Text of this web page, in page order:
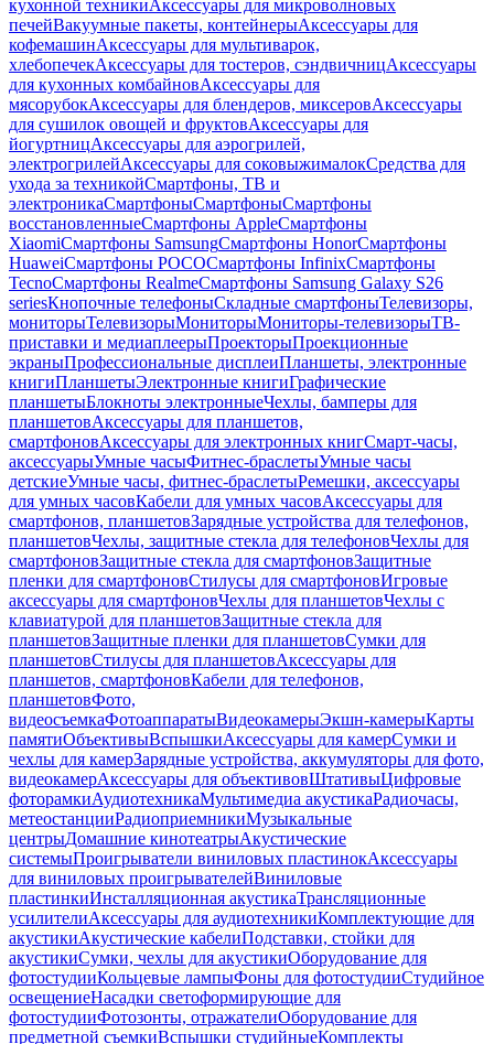
кухонной техникиАксессуары для микроволновых
печейВакуумные пакеты, контейнерыАксессуары для
кофемашинАксессуары для мультиварок,
хлебопечекАксессуары для тостеров, сэндвичницАксессуары
для кухонных комбайновАксессуары для
мясорубокАксессуары для блендеров, миксеровАксессуары
для сушилок овощей и фруктовАксессуары для
йогуртницАксессуары для аэрогрилей,
электрогрилейАксессуары для соковыжималокСредства для
ухода за техникойСмартфоны, ТВ и
электроникаСмартфоныСмартфоныСмартфоны
восстановленныеСмартфоны AppleСмартфоны
XiaomiСмартфоны SamsungСмартфоны HonorСмартфоны
HuaweiСмартфоны POCOСмартфоны InfinixСмартфоны
TecnoСмартфоны RealmeСмартфоны Samsung Galaxy S26
seriesКнопочные телефоныСкладные смартфоныТелевизоры,
мониторыТелевизорыМониторыМониторы-телевизорыТВ-
приставки и медиаплеерыПроекторыПроекционные
экраныПрофессиональные дисплеиПланшеты, электронные
книгиПланшетыЭлектронные книгиГрафические
планшетыБлокноты электронныеЧехлы, бамперы для
планшетовАксессуары для планшетов,
смартфоновАксессуары для электронных книгСмарт-часы,
аксессуарыУмные часыФитнес-браслетыУмные часы
детскиеУмные часы, фитнес-браслетыРемешки, аксессуары
для умных часовКабели для умных часовАксессуары для
смартфонов, планшетовЗарядные устройства для телефонов,
планшетовЧехлы, защитные стекла для телефоновЧехлы для
смартфоновЗащитные стекла для смартфоновЗащитные
пленки для смартфоновСтилусы для смартфоновИгровые
аксессуары для смартфоновЧехлы для планшетовЧехлы с
клавиатурой для планшетовЗащитные стекла для
планшетовЗащитные пленки для планшетовСумки для
планшетовСтилусы для планшетовАксессуары для
планшетов, смартфоновКабели для телефонов,
планшетовФото,
видеосъемкаФотоаппаратыВидеокамерыЭкшн-камерыКарты
памятиОбъективыВспышкиАксессуары для камерСумки и
чехлы для камерЗарядные устройства, аккумуляторы для фото,
видеокамерАксессуары для объективовШтативыЦифровые
фоторамкиАудиотехникаМультимедиа акустикаРадиочасы,
метеостанцииРадиоприемникиМузыкальные
центрыДомашние кинотеатрыАкустические
системыПроигрыватели виниловых пластинокАксессуары
для виниловых проигрывателейВиниловые
пластинкиИнсталляционная акустикаТрансляционные
усилителиАксессуары для аудиотехникиКомплектующие для
акустикиАкустические кабелиПодставки, стойки для
акустикиСумки, чехлы для акустикиОборудование для
фотостудииКольцевые лампыФоны для фотостудииСтудийное
освещениеНасадки светоформирующие для
фотостудииФотозонты, отражателиОборудование для
предметной съемкиВспышки студийныеКомплекты